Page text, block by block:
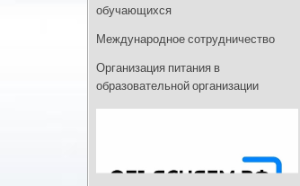
обучающихся
Международное сотрудничество
Организация питания в
образовательной организации